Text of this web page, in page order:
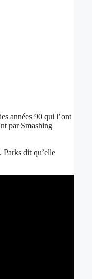
années 90 qui l’ont
par Smashing
Parks dit qu’elle